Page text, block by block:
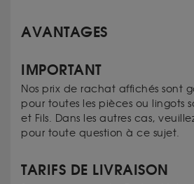
AVANTAGES
IMPORTANT
Nos prix de rachat affichés sont
pour toutes les pièces ou lingots
et Fils. Dans les autres cas,
pour toute question à ce sujet.
TARIFS DE LIVRAISON